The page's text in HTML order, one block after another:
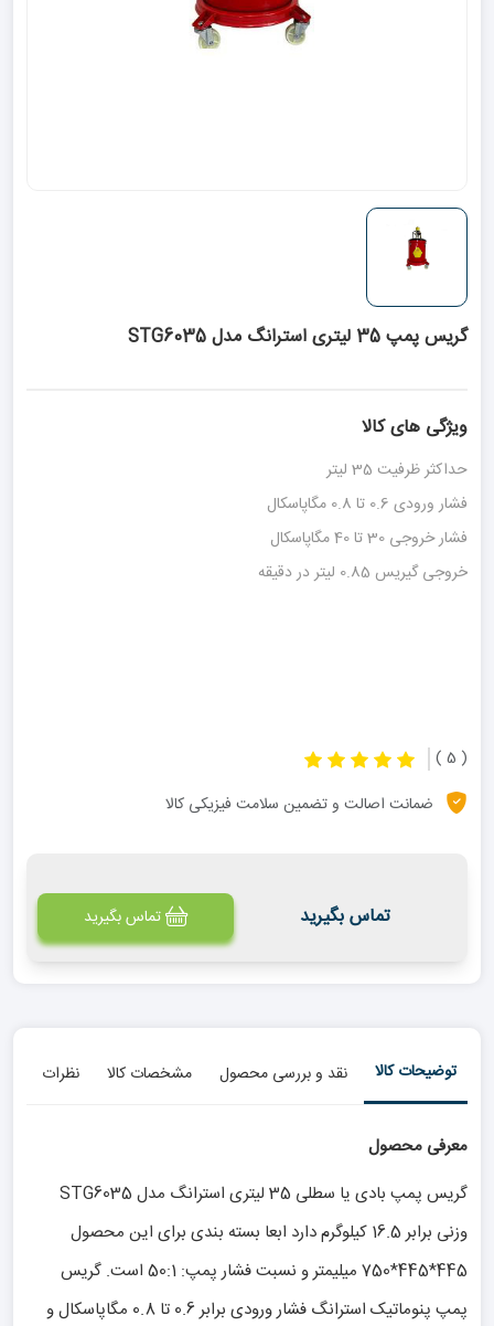
گریس پمپ 35 لیتری استرانگ مدل STG6035
ویژگی های کالا
حداکثر ظرفیت 35 ‌لیتر
فشار ورودی 0.6 تا 0.8 مگاپاسکال
فشار خروجی 30 تا 40 مگاپاسکال
خروجی گیریس 0.85 لیتر در دقیقه
( 5 )
ضمانت اصالت و تضمین سلامت فیزیکی کالا
تماس بگیرید تماس بگیرید
توضیحات کالا نقد و بررسی محصول مشخصات کالا نظرات
معرفی محصول
گریس پمپ بادی یا سطلی 35 لیتری استرانگ مدل STG6035
وزنی برابر 16.5 کیلوگرم دارد ابعا بسته بندی برای این محصول
445*445*750 میلیمتر و نسبت فشار پمپ: 50:1 است. گریس
پمپ پنوماتیک استرانگ فشار ورودی برابر 0.6 تا 0.8 مگاپاسکال و